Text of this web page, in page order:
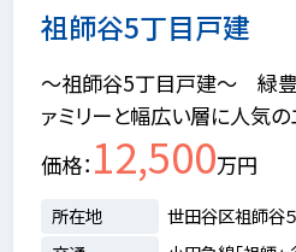
祖師谷5丁目戸建
～祖師谷5丁目戸建～ 緑豊
ァミリーと幅広い層に人
価格 12,500万円
所在地
世田谷区祖師谷